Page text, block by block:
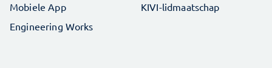
Mobiele App
Engineering Works
KIVI-lidmaatschap